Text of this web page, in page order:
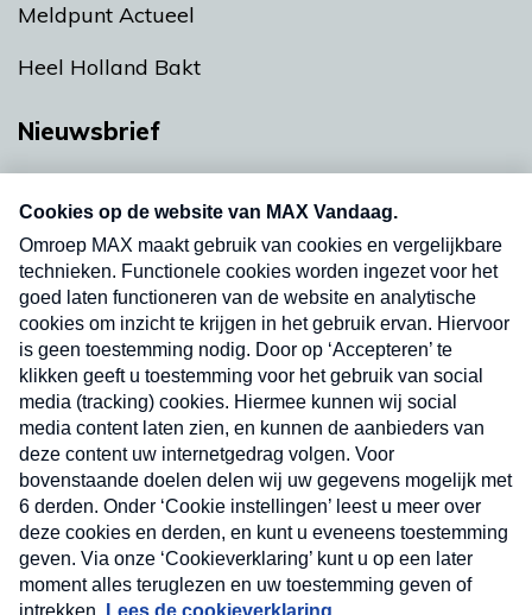
Meldpunt Actueel
Heel Holland Bakt
Nieuwsbrief
Neem hier een gratis abonnement op onze
nieuwsbrief. Elke vrijdag- en dinsdagochtend in
uw mailbox.
Verzend
Nieuwsbrief
Neem hier een gratis abonnement op onze
nieuwsbrief. Elke vrijdag- en dinsdagochtend in uw